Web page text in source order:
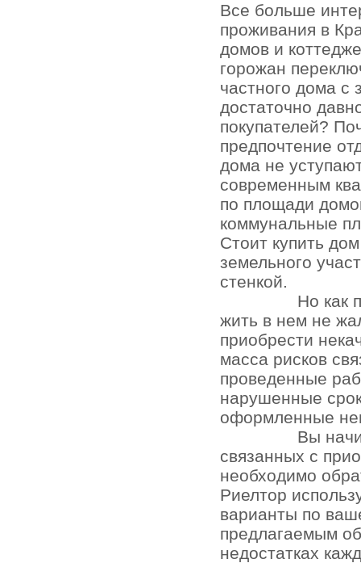
Все больше
проживания в
домов и
горожан
частного дома с
достаточно
покупателей?
предпочтение
дома не
современным
по площади
коммунальные
Стоит купить
земельного
стенкой.
Но как
жить в нем не
приобрести
масса рисков
проведенные
нарушенные
оформленные
Вы
связанных с
необходимо
Риелтор
варианты по
предлагаемым
недостатках